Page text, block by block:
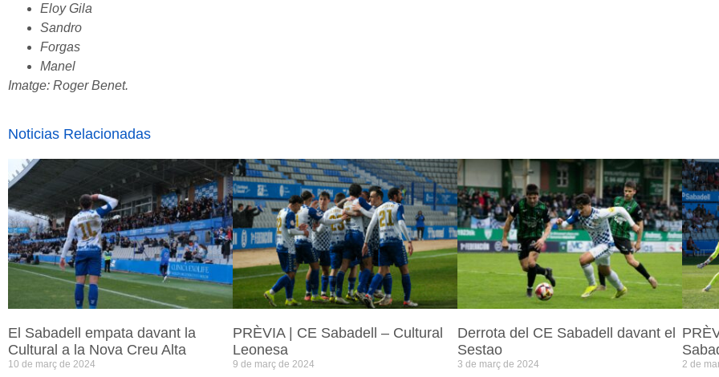
Eloy Gila
Sandro
Forgas
Manel
Imatge: Roger Benet.
Noticias Relacionadas
El Sabadell empata davant la
Cultural a la Nova Creu Alta
10 de març de 2024
PRÈVIA | CE Sabadell – Cultural
Leonesa
9 de març de 2024
Derrota del CE Sabadell davant el
Sestao
3 de març de 2024 2 de